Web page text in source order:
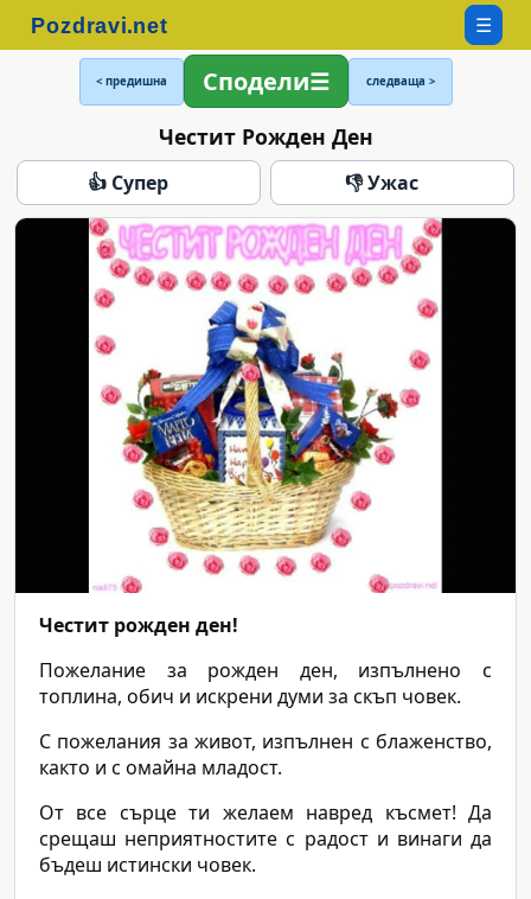
☰
< предишна Сподели следваща >
Честит Рожден Ден
👍 Супер 👎 Ужас
Честит рожден ден!
Пожелание за рожден ден, изпълнено с
топлина, обич и искрени думи за скъп човек.
С пожелания за живот, изпълнен с блаженство,
както и с омайна младост.
От все сърце ти желаем навред късмет! Да
срещаш неприятностите с радост и винаги да
бъдеш истински човек.